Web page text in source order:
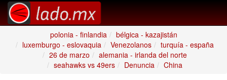
polonia - finlandia
bélgica - kazajistán
luxemburgo - eslovaquia
Venezolanos
turquía - españa
26 de marzo
alemania - irlanda del norte
seahawks vs 49ers
Denuncia China